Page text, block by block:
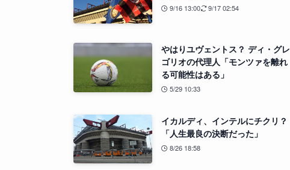
9/16 13:00 9/17 02:54
やはりユヴェントス？ ディ・グレ
ゴリオの代理人「モンツァを離れ
る可能性はある」
5/29 10:33
イカルディ、インテルにチクリ？
「人生最良の決断だった」
8/26 18:58